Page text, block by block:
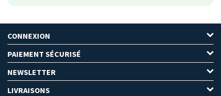
CONNEXION
PAIEMENT SÉCURISÉ
NEWSLETTER
LIVRAISONS